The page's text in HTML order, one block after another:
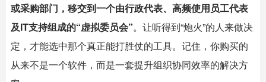
或采购部门，移交到一个由行政代表、高频使用员工代表
及IT支持组成的“虚拟委员会”。让听得到“炮火”的人来做决
定，才能选中那个真正能打胜仗的工具。记住，你购买的
从来不是一个软件，而是一套提升组织协同效率的解决方